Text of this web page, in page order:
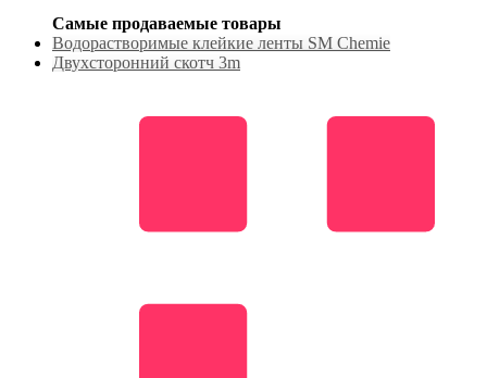
Самые продаваемые товары
Водорастворимые клейкие ленты SM Chemie
Двухсторонний скотч 3m